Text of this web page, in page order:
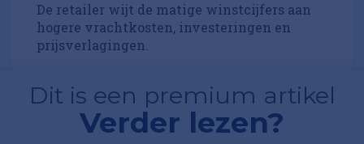
De retailer wijt de matige winstcijfers aan
hogere vrachtkosten, investeringen en
prijsverlagingen.
Dit is een premium artikel
Verder lezen?